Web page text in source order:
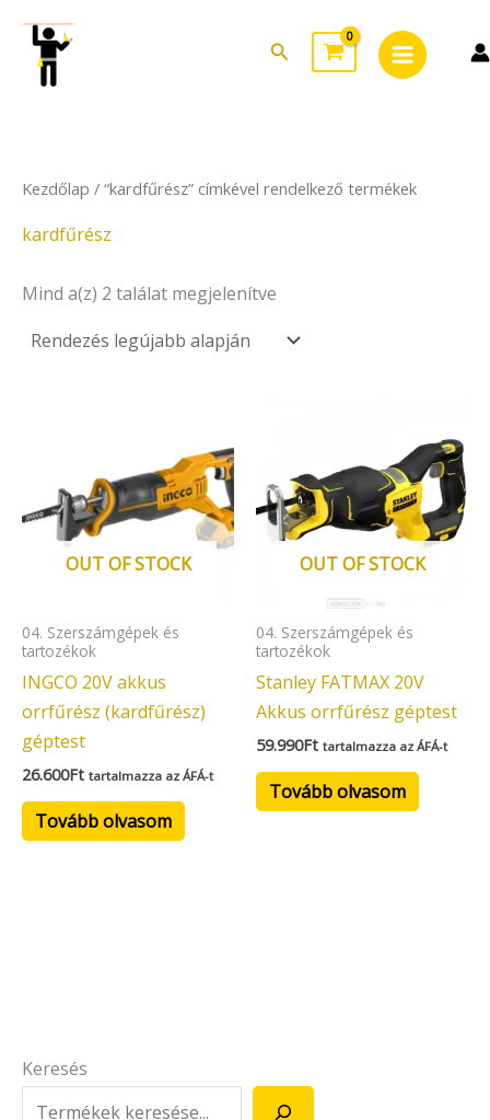
content
Search
Menu
Keresés
Kezdőlap / “kardfűrész” címkével rendelkező termékek
kardfűrész
Mind a(z) 2 találat megjelenítve
latest
OUT OF STOCK
04. Szerszámgépek és
tartozékok
INGCO 20V akkus
orrfűrész (kardfűrész)
géptest
26.600Ft tartalmazza az ÁFÁ-t
Tovább olvasom
OUT OF STOCK
04. Szerszámgépek és
tartozékok
Stanley FATMAX 20V
Akkus orrfűrész géptest
59.990Ft tartalmazza az ÁFÁ-t
Tovább olvasom